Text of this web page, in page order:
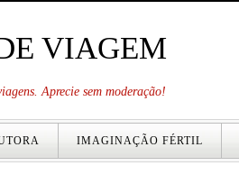
VIAGEM
Aprecie sem moderação!
IMAGINAÇÃO FÉRTIL